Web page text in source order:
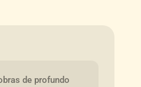
de profundo